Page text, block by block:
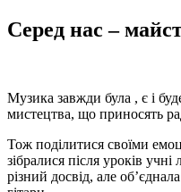
Серед нас –
Музика завжди була , є і
мистецтва, що приносять
Тож поділитися своїми
зібралися після уроків
різний досвід, але